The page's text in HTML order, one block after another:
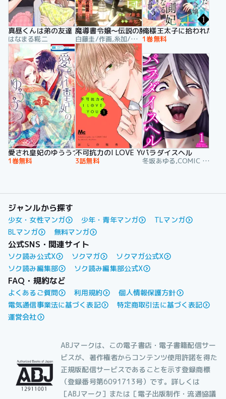
真昼くんは弟の友達
はなまる糀二
魔導書令嬢～伝説の魔導書を修復したら最強
白藤圭/作画,糸加/原作
俺様王太子に拾われた崖
1巻無料
愛され皇妃のゆううつ
1巻無料
不可抗力のI LOVE YOU
3話無料
パラダイスヘル
冬坂あゆる,COMIC ROOM
ジャンルから探す
少女・女性マンガ 少年・青年マンガ
TLマンガ
BLマンガ
無料マンガ
公式SNS・関連サイト
ソク読み公式X ソクマガ
ソクマガ公式X
ソク読み編集部
ソク読み編集部公式X
FAQ・規約など
よくあるご質問 利用規約
個人情報保護方針
電気通信事業法に基づく表記
特定商取引法に基づく表記
運営会社
ABJマークは、この電子書店・電子書籍配信サー
ビスが、著作権者からコンテンツ使用許諾を得た
正規版配信サービスであることを示す登録商標
（登録番号第6091713号）です。詳しくは
［ABJマーク］または［電子出版制作・流通協議